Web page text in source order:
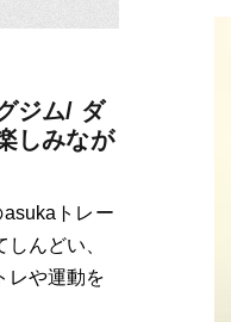
ジム/ ダ
しみなが
トレー
んどい、
レや運動を